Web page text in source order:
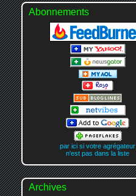
Abonnements
par ici si votre agrégateur
n'est pas dans la liste
Archives